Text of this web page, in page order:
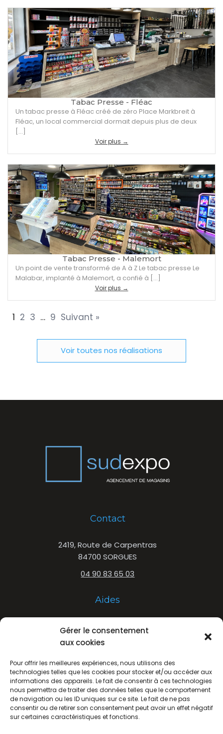
Gérer le consentement
aux cookies
Pour offrir les meilleures expériences, nous utilisons des
technologies telles que les cookies pour stocker et/ou accéder aux
informations des appareils. Le fait de consentir à ces technologies
nous permettra de traiter des données telles que le comportement
de navigation ou les ID uniques sur ce site. Le fait de ne pas
consentir ou de retirer son consentement peut avoir un effet négatif
sur certaines caractéristiques et fonctions.
Tabac Presse - Fléac
Un tabac presse à Fléac créé de zéro Place Markbreit à
Fléac, un local commercial dormait depuis plus de deux
[…]
Voir plus →
Tabac Presse - Malemort
Un point de vente transformé de A à Z Le tabac presse Le
Malabar, implanté à Malemort, a confié à […]
Voir plus →
1 2 3 … 9 Suivant »
Voir toutes nos réalisations
Contact
2419, Route de Carpentras
84700 SORGUES
04 90 83 65 03
Aides
- Fonds de transformation
- Aides à la modernisation des diffuseurs de
Suivez-nous